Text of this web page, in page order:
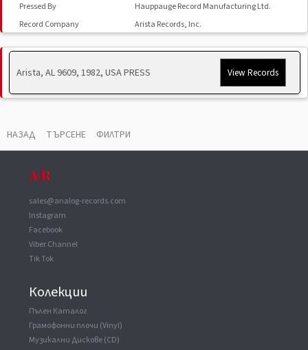
Pressed By
Hauppauge Record Manufacturing Ltd.
Record Company
Arista Records, Inc.
Criteria Recording Studios
Mastered At
Customatrix
Produced For
Karlbhy Productions
Arista, AL 9609, 1982, USA PRESS View Records
НАЗАД ТЪРСЕНЕ ФИЛТРИ
sales@analog-records.com
Instagram
Facebook
Viber Channel
Tik Tok
Колекции
Пълен Каталог
Грамофонни плочи (Vinyl)
Музикални Дискове (CD)